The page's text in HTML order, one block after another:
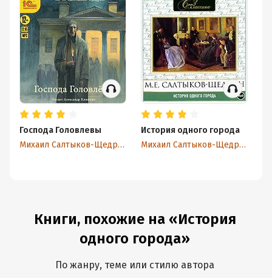
Господа Головлевы
Михаил Салтыков-Щедрин
История одного города
Михаил Салтыков-Щедрин
Книги, похожие на «История
одного города»
По жанру, теме или стилю автора